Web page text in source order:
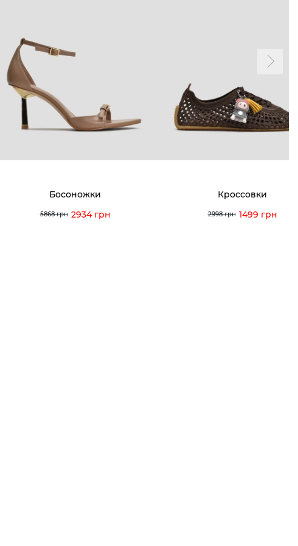
Босоножки
5868 грн 2934 грн
Кроссовки
2998 грн 1499 грн
Новости и акции
Программа лояльности
Доставка и оплата
Гарантия и возврат
Мои просмотры